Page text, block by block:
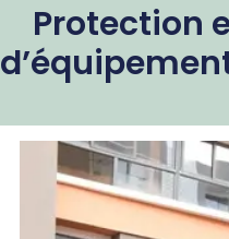
Protection